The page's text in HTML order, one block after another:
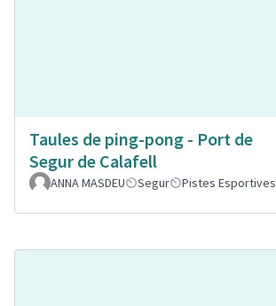
Taules de ping-pong - Port de
Segur de Calafell
ANNA MASDEU Segur Pistes Esportives